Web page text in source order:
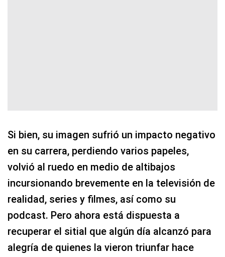
Si bien, su imagen sufrió un impacto negativo
en su carrera, perdiendo varios papeles,
volvió al ruedo en medio de altibajos
incursionando brevemente en la televisión de
realidad, series y filmes, así como su
podcast. Pero ahora está dispuesta a
recuperar el sitial que algún día alcanzó para
alegría de quienes la vieron triunfar hace